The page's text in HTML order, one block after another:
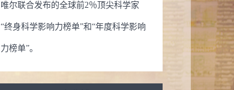
唯尔联合发布的全球前2％顶尖科学家
“终身科学影响力榜单”和“年度科学影响
力榜单”。